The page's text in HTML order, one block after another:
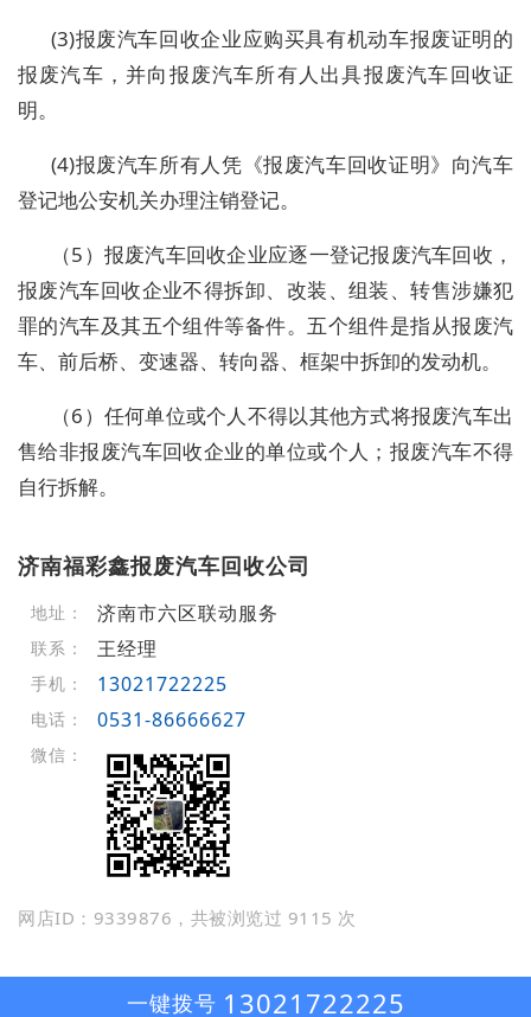
(3)报废汽车回收企业应购买具有机动车报废证明的
报废汽车，并向报废汽车所有人出具报废汽车回收证
明。
(4)报废汽车所有人凭《报废汽车回收证明》向汽车
登记地公安机关办理注销登记。
（5）报废汽车回收企业应逐一登记报废汽车回收，
报废汽车回收企业不得拆卸、改装、组装、转售涉嫌犯
罪的汽车及其五个组件等备件。五个组件是指从报废汽
车、前后桥、变速器、转向器、框架中拆卸的发动机。
（6）任何单位或个人不得以其他方式将报废汽车出
售给非报废汽车回收企业的单位或个人；报废汽车不得
自行拆解。
济南福彩鑫报废汽车回收公司
地址： 济南市六区联动服务
联系： 王经理
手机： 13021722225
电话： 0531-86666627
微信：
网店ID：9339876，共被浏览过 9115 次
一键拨号 13021722225